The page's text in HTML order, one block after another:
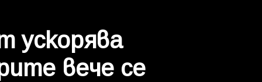
ускорява
вече се